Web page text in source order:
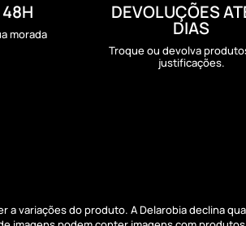
48H
morada
DEVOLUÇÕES
DIAS
Troque ou devolva
justificações.
variações do produto. A Delarobia declina